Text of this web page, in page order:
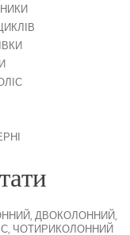
, ДВОКОЛОННИЙ,
, ЧОТИРИКОЛОННИЙ